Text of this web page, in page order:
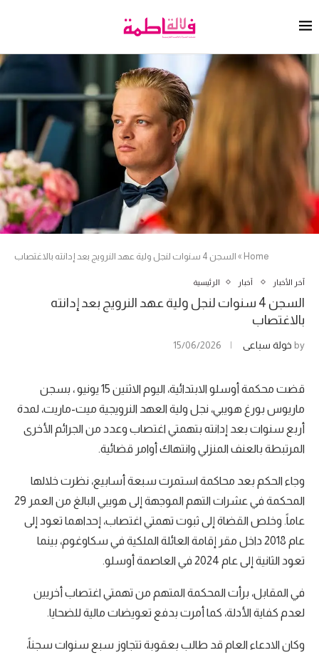
Home
» السجن 4 سنوات لنجل ولية عهد النرويج بعد إدانته بالاغتصاب
آخر الأخبار أخبار الرئيسية
السجن 4 سنوات لنجل ولية عهد النرويج بعد إدانته
بالاغتصاب
by خولة سباعي 15/06/2026
قضت محكمة أوسلو الابتدائية، اليوم الاثنين 15 يونيو ، بسجن
ماريوس بورغ هويبي، نجل ولية العهد النرويجية ميت-ماريت، لمدة
أربع سنوات بعد إدانته بتهمتي اغتصاب وعدد من الجرائم الأخرى
المرتبطة بالعنف المنزلي وانتهاك أوامر قضائية.
وجاء الحكم بعد محاكمة استمرت سبعة أسابيع، نظرت خلالها
المحكمة في عشرات التهم الموجهة إلى هويبي البالغ من العمر 29
عاماً. وخلص القضاة إلى ثبوت تهمتي اغتصاب، إحداهما تعود إلى
عام 2018 داخل مقر إقامة العائلة الملكية في سكاوغوم، بينما
تعود الثانية إلى عام 2024 في العاصمة أوسلو.
في المقابل، برأت المحكمة المتهم من تهمتي اغتصاب أخريين
لعدم كفاية الأدلة، كما أمرت بدفع تعويضات مالية للضحايا.
وكان الادعاء العام قد طالب بعقوبة تتجاوز سبع سنوات سجناً،